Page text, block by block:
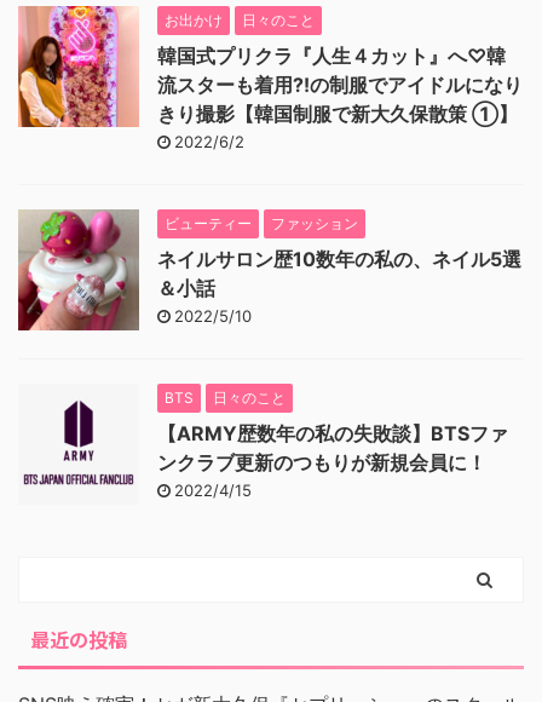
お出かけ 日々のこと
韓国式プリクラ『人生４カット』へ♡韓
流スターも着用⁈の制服でアイドルになり
きり撮影【韓国制服で新大久保散策 ①】
2022/6/2
ビューティー ファッション
ネイルサロン歴10数年の私の、ネイル5選
＆小話
2022/5/10
BTS 日々のこと
【ARMY歴数年の私の失敗談】BTSファ
ンクラブ更新のつもりが新規会員に！
2022/4/15
最近の投稿